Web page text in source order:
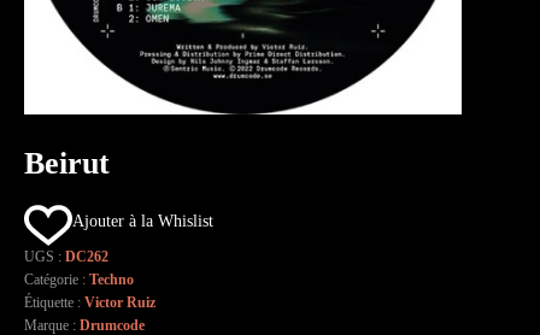
Beirut
Ajouter à la Whislist
UGS : DC262
Catégorie : Techno
Étiquette : Victor Ruiz
Marque : Drumcode